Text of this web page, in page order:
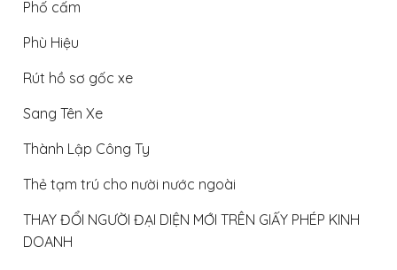
Phố cấm
Phù Hiệu
Rút hồ sơ gốc xe
Sang Tên Xe
Thành Lập Công Ty
Thẻ tạm trú cho nười nước ngoài
THAY ĐỔI NGƯỜI ĐẠI DIỆN MỚI TRÊN GIẤY PHÉP KINH
DOANH